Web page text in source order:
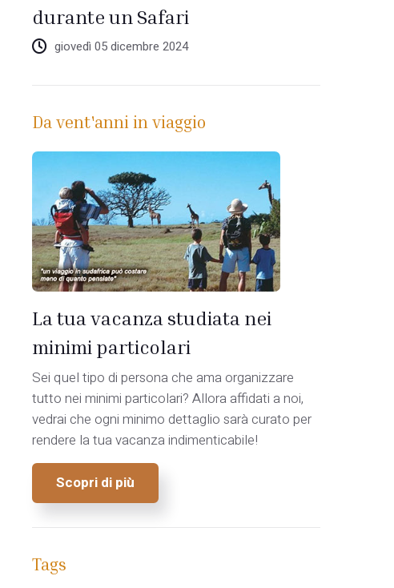
durante un Safari
giovedì 05 dicembre 2024
Da vent'anni in viaggio
La tua vacanza studiata nei
minimi particolari
Sei quel tipo di persona che ama organizzare
tutto nei minimi particolari? Allora affidati a noi,
vedrai che ogni minimo dettaglio sarà curato per
rendere la tua vacanza indimenticabile!
Scopri di più
Tags